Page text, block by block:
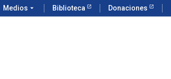
Medios arrow_drop_down Biblioteca Donaciones